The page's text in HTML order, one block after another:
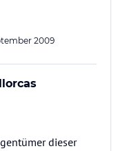
2009
dieser